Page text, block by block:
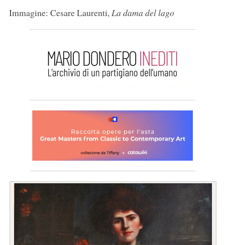
Immagine: Cesare Laurenti,La dama del lago